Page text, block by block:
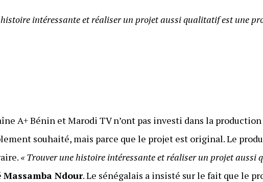
intéressante et réaliser un projet aussi qualitatif est une
A+ Bénin et Marodi TV n’ont pas investi dans la
souhaité, mais parce que le projet est original. Le
« Trouver une histoire intéressante et réaliser un projet aussi
Massamba Ndour. Le sénégalais a insisté sur le fait que le